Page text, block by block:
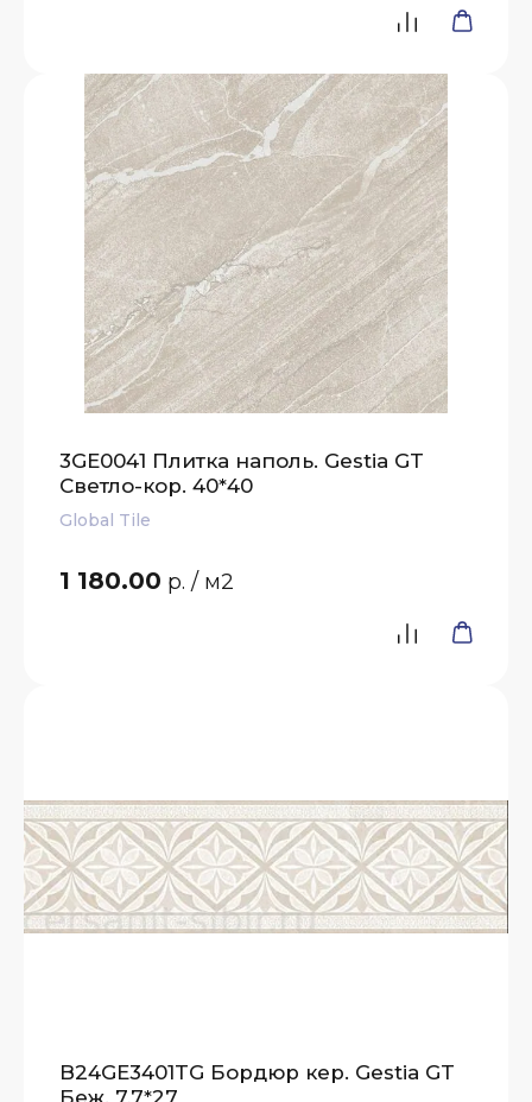
3GE0041 Плитка наполь. Gestia GT
Светло-кор. 40*40
Global Tile
1 180.00 р. / м2
B24GE3401TG Бордюр кер. Gestia GT